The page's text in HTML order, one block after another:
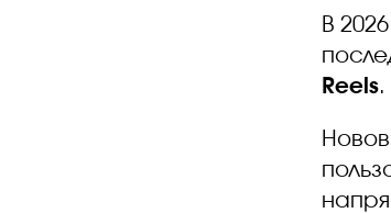
В
Reels.